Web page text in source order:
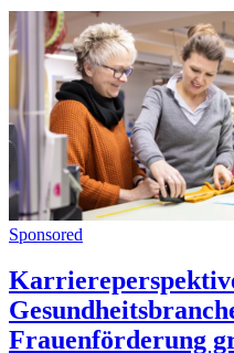
Sponsored
Frauenförderung